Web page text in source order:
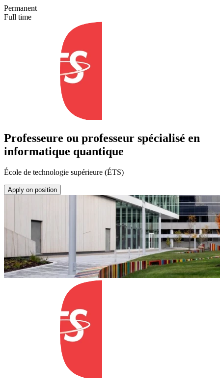
Permanent
Full time
Professeure ou professeur spécialisé en
informatique quantique
École de technologie supérieure (ÉTS)
Apply on position